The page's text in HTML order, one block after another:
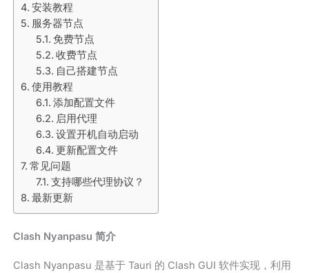
安装教程
服务器节点
免费节点
收费节点
自己搭建节点
使用教程
添加配置文件
启用代理
设置开机自动启动
更新配置文件
常见问题
支持哪些代理协议？
最新更新
Clash Nyanpasu 简介
Clash Nyanpasu 是基于 Tauri 的 Clash GUI 软件实现，利用